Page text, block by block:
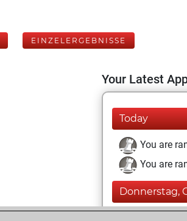
EINZELERGEBNISSE
Your Latest
Today
You are
You are
Donnerstag,